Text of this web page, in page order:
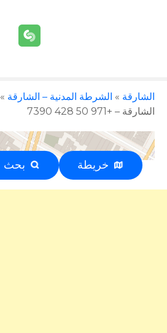
الشارقة » الشرطة المدنية – الشارقة »
الشارقة – +971 50 428 7390
خريطة بحثإعلان